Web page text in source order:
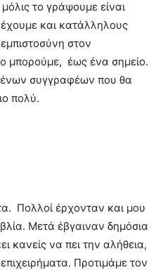
το γράψουμε είναι
και κατάλληλους
στον
μπορούμε, έως ένα σημείο.
συγγραφέων που θα
πολύ.
Πολλοί έρχονταν και μου
Μετά έβγαιναν δημόσια
κανείς να πει την αλήθεια,
Προτιμάμε τον